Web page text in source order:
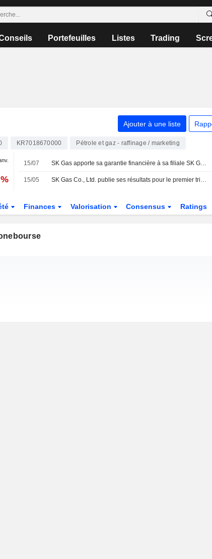
Portefeuilles Listes Trading
Ajouter à une liste
KR7018670000 Pétrole et gaz - raffinage / marketing
15/07 SK Gas apporte sa garantie financière à sa filiale SK Gas International
15/05 SK Gas Co., Ltd. publie ses résultats pour le premier trimestre clos le 31 mars 2026
Finances Valorisation Consensus Ratings